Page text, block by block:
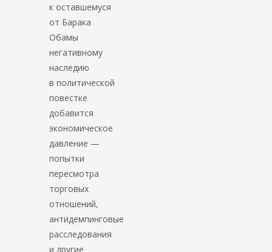
к оставшемуся
от Барака
Обамы
негативному
наследию
в политической
повестке
добавится
экономическое
давление —
попытки
пересмотра
торговых
отношений,
антидемпинговые
расследования
и другие